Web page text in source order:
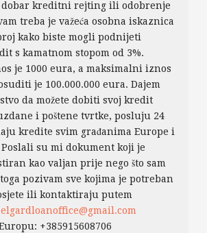
dobar kreditni rejting ili odobrenje
treba je važeća osobna iskaznica
kako biste mogli podnijeti
s kamatnom stopom od 3%.
je 1000 eura, a maksimalni iznos
je 100.000.000 eura. Dajem
da možete dobiti svoj kredit
i poštene tvrtke, posluju 24
kredite svim građanima Europe i
su mi dokument koji je
kao valjan prije nego što sam
pozivam sve kojima je potreban
ili kontaktiraju putem
+385915608706